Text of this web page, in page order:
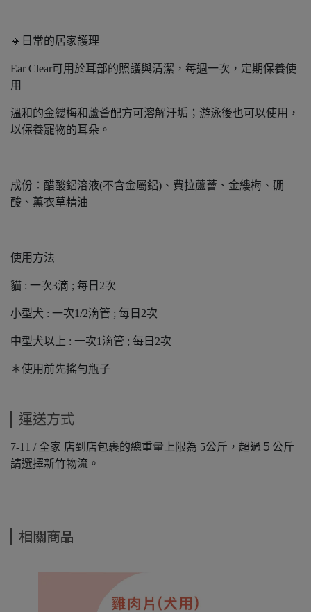
🔸日常的居家護理
Ear Clear可用於耳部的照護與清潔，每週一次，定期保養使
用
溫和的金縷梅和蘆薈配方可溶解汙垢；游泳後也可以使用，
以保養寵物的耳朵。
成份：醋酸鋁溶液(不含金屬鋁)、費拉蘆薈、金縷梅、硼
酸、薰衣草精油
使用方法
貓 : 一次3滴 ; 每日2次
小型犬 : 一次1/2滴管 ; 每日2次
中型犬以上 : 一次1滴管 ; 每日2次
＊使用前先搖勻瓶子
運送方式
7-11 / 全家 店到店包裹的總重量上限為 5公斤，超過５公斤
請選擇新竹物流。
相關商品